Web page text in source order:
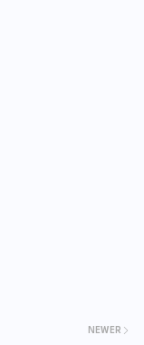
NEWER